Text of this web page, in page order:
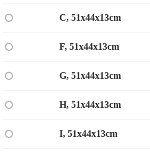
C, 51x44x13cm
F, 51x44x13cm
G, 51x44x13cm
H, 51x44x13cm
I, 51x44x13cm